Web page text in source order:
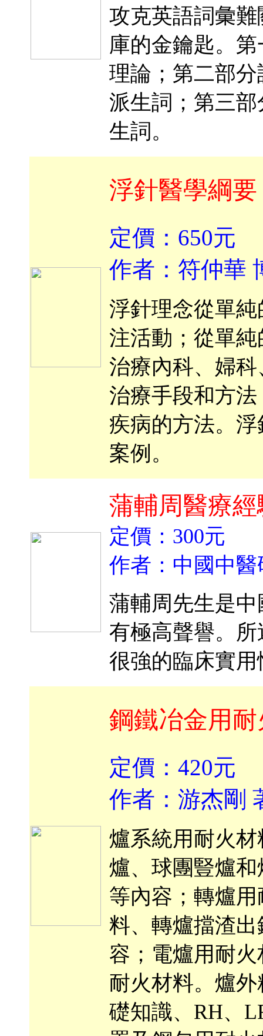
攻克英語詞彙
庫的金鑰匙。
理論；第二部
派生詞；第三
生詞。
浮針醫學綱要
定價：650元
作者：符仲華
浮針理念從單
注活動；從單
治療內科、婦
治療手段和方
疾病的方法。
案例。
蒲輔周醫療經
定價：300元
作者：中國中
蒲輔周先生是
有極高聲譽。
很強的臨床實用
鋼鐵冶金用
定價：420元
作者：游杰剛
爐系統用耐火
爐、球團豎爐
等內容；轉爐
料、轉爐擋渣
容；電爐用耐
耐火材料。爐
礎知識、RH、